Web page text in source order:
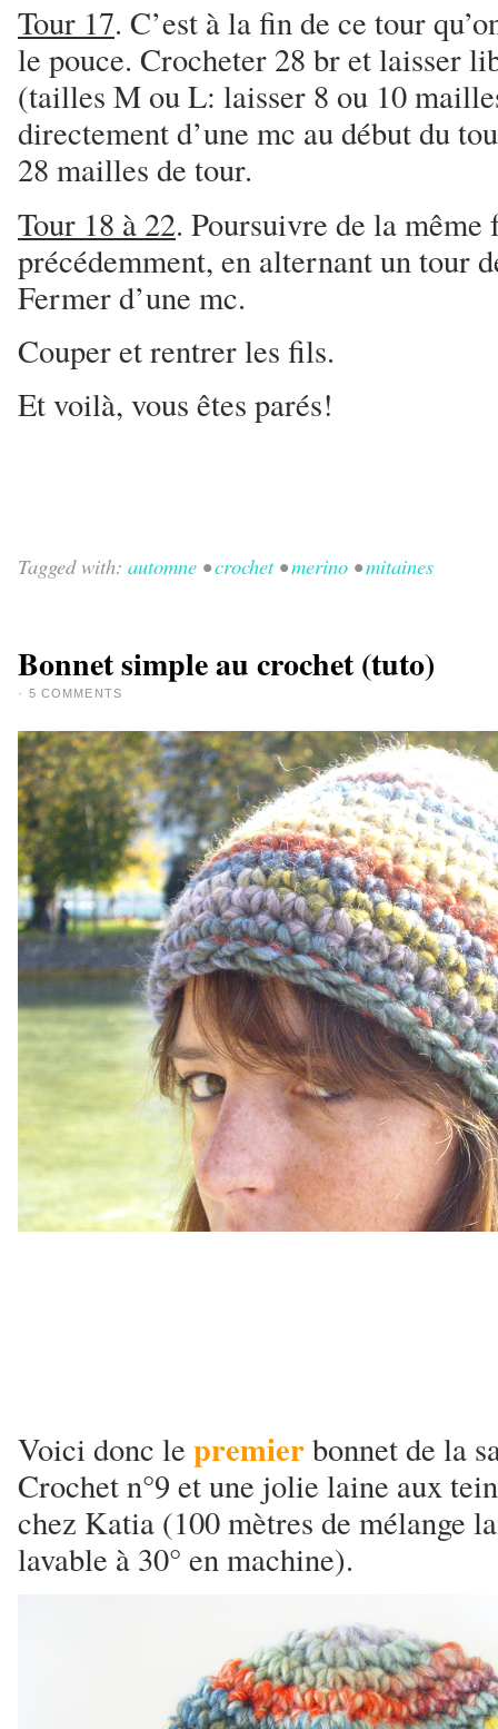
Tour 17. C’est à la fin de ce tour
le pouce. Crocheter 28 br et laisser
(tailles M ou L: laisser 8 ou 10
directement d’une mc au début du
28 mailles de tour.
Tour 18 à 22. Poursuivre de la même
précédemment, en alternant un tour
Fermer d’une mc.
Couper et rentrer les fils.
Et voilà, vous êtes parés!
Tagged with: automne •crochet•merino •mitaines
Bonnet simple au crochet (tuto)
· 5 COMMENTS
Voici donc le premierbonnet de la
Crochet n°9 et une jolie laine aux
chez Katia (100 mètres de mélange
lavable à 30° en machine).